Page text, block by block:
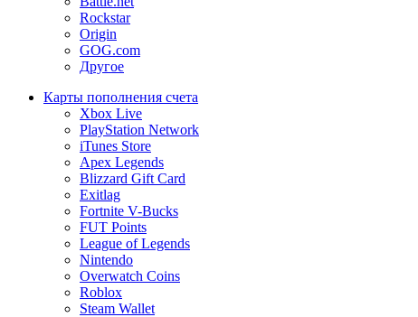
Rockstar
Origin
GOG.com
Другое
Карты пополнения счета
Xbox Live
PlayStation Network
iTunes Store
Apex Legends
Blizzard Gift Card
Exitlag
Fortnite V-Bucks
FUT Points
League of Legends
Nintendo
Overwatch Coins
Roblox
Steam Wallet